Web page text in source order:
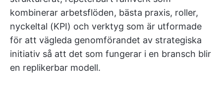
kombinerar arbetsflöden, bästa praxis, roller,
nyckeltal (KPI) och verktyg som är utformade
för att vägleda genomförandet av strategiska
initiativ så att det som fungerar i en bransch blir
en replikerbar modell.